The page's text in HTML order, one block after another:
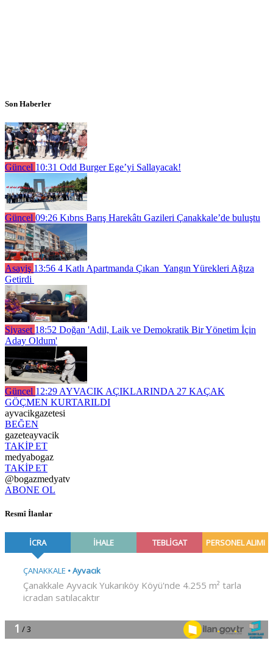
Son Haberler
Güncel 10:31 Odd Burger Ege’yi Sallayacak!
Güncel 09:26 Kıbrıs Barış Harekâtı Gazileri Çanakkale’de buluştu
Asayiş 13:56 4 Katlı Apartmanda Çıkan Yangın Yürekleri Ağıza
Getirdi
Siyaset 18:52 Doğan 'Adil, Laik ve Demokratik Bir Yönetim İçin
Aday Oldum'
Güncel 12:29 AYVACIK AÇIKLARINDA 27 KAÇAK
GÖÇMEN KURTARILDI
ayvacikgazetesi
BEĞEN
gazeteayvacik
TAKİP ET
medyabogaz
TAKİP ET
@bogazmedyatv
ABONE OL
Resmî İlanlar